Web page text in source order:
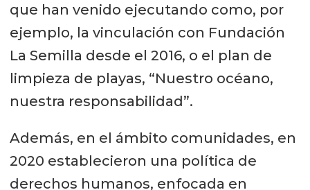
que han venido ejecutando como, por
ejemplo, la vinculación con Fundación
La Semilla desde el 2016, o el plan de
limpieza de playas, “Nuestro océano,
nuestra responsabilidad”.
Además, en el ámbito comunidades, en
2020 establecieron una política de
derechos humanos, enfocada en